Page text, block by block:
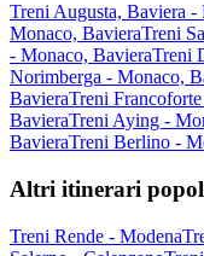
Treni Augusta, Baviera -
Monaco, BavieraTreni
- Monaco, BavieraTreni
Norimberga - Monaco,
BavieraTreni
BavieraTreni Aying -
BavieraTreni Berlino -
Altri itinerari
Treni Rende - Modena